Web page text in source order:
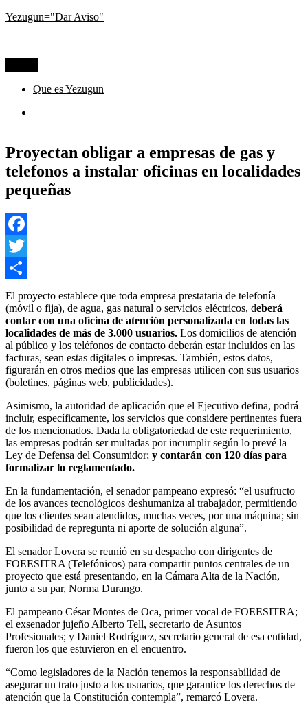
Ir
Yezugun="Dar Aviso"
Que es Yezugun
Proyectan obligar a empresas de gas y
telefonos a instalar oficinas en localidades
pequeñas
Facebook
Twitter
Compartir
El proyecto establece que toda empresa prestataria de telefonía
(móvil o fija), de agua, gas natural o servicios eléctricos, deberá
contar con una oficina de atención personalizada en todas las
localidades de más de 3.000 usuarios. Los domicilios de atención
al público y los teléfonos de contacto deberán estar incluidos en las
facturas, sean estas digitales o impresas. También, estos datos,
figurarán en otros medios que las empresas utilicen con sus usuarios
(boletines, páginas web, publicidades).
Asimismo, la autoridad de aplicación que el Ejecutivo defina, podrá
incluir, específicamente, los servicios que considere pertinentes fuera
de los mencionados. Dada la obligatoriedad de este requerimiento,
las empresas podrán ser multadas por incumplir según lo prevé la
Ley de Defensa del Consumidor; y contarán con 120 días para
formalizar lo reglamentado.
En la fundamentación, el senador pampeano expresó: “el usufructo
de los avances tecnológicos deshumaniza al trabajador, permitiendo
que los clientes sean atendidos, muchas veces, por una máquina; sin
posibilidad de repregunta ni aporte de solución alguna”.
El senador Lovera se reunió en su despacho con dirigentes de
FOEESITRA (Telefónicos) para compartir puntos centrales de un
proyecto que está presentando, en la Cámara Alta de la Nación,
junto a su par, Norma Durango.
El pampeano César Montes de Oca, primer vocal de FOEESITRA;
el exsenador jujeño Alberto Tell, secretario de Asuntos
Profesionales; y Daniel Rodríguez, secretario general de esa entidad,
fueron los que estuvieron en el encuentro.
“Como legisladores de la Nación tenemos la responsabilidad de
asegurar un trato justo a los usuarios, que garantice los derechos de
atención que la Constitución contempla”, remarcó Lovera.